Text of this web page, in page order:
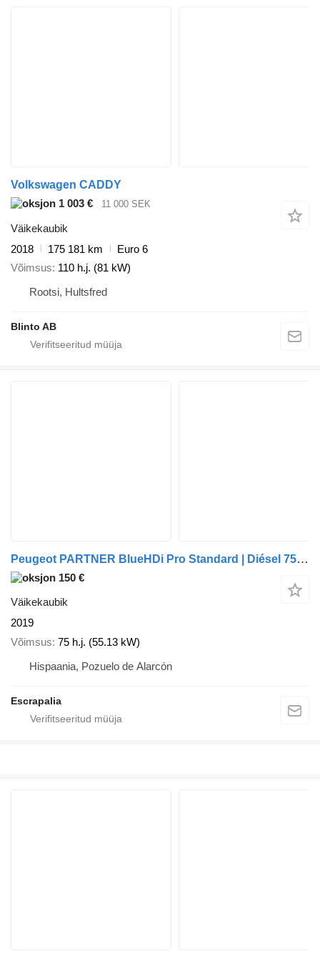
Volkswagen CADDY
1 003 €
11 000 SEK
Väikekaubik
2018
175 181 km
Euro 6
Võimsus 110 h.j. (81 kW)
Rootsi, Hultsfred
Blinto AB
Peugeot PARTNER BlueHDi Pro Standard | Diésel 75cv 2019 - 3302-KXV
150 €
Väikekaubik
2019
Võimsus 75 h.j. (55.13 kW)
Hispaania, Pozuelo de Alarcón
Escrapalia